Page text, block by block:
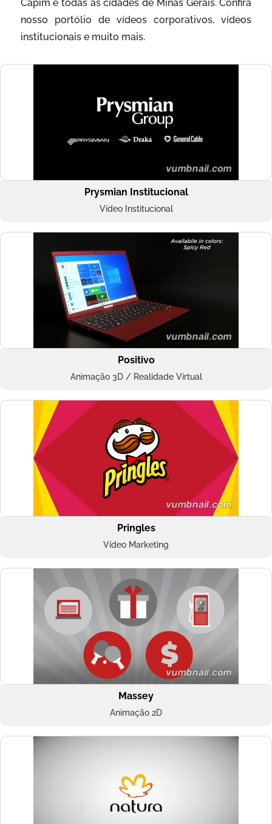
Capim e todas as cidades de Minas Gerais. Confira
nosso portólio de vídeos corporativos, vídeos
institucionais e muito mais.
Prysmian Institucional
Vídeo Institucional
Positivo
Animação 3D / Realidade Virtual
Pringles
Vídeo Marketing
Massey
Animação 2D